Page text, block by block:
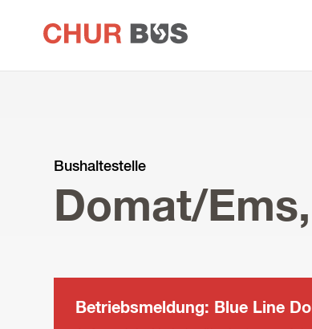
zur
Startseite
Bushaltestelle
Domat/
Betriebsmeldung: Blue Line